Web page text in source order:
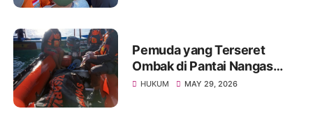
Pemuda yang Terseret
Ombak di Pantai Nangas
Lakey Ditemukan Meninggal
HUKUM MAY 29, 2026